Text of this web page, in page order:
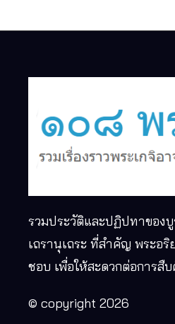
รวมประวัติและปฏิปทาของ
เถรานุเถระ ที่สำคัญ พระอ
ชอบ เพื่อให้สะดวกต่อการสื
© copyright 2026